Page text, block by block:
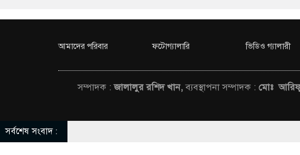
আমাদের পরিবার ফটোগ্যালারি ভিডিও গ্যালারী
সম্পাদক :জালালুর রশিদ খান,ব্যবস্থাপনা সম্পাদক : মোঃ
© All rights reserved © News
সর্বশেষ সংবাদ :